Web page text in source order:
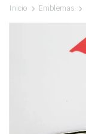
Inicio Emblemas